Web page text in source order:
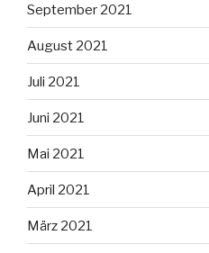
September 2021
August 2021
Juli 2021
Juni 2021
Mai 2021
April 2021
März 2021